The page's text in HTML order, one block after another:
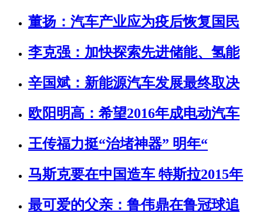
董扬：汽车产业应为疫后恢复国民
李克强：加快探索先进储能、氢能
辛国斌：新能源汽车发展最终取决
欧阳明高：希望2016年成电动汽车
王传福力挺“治堵神器” 明年“
马斯克要在中国造车 特斯拉2015年
最可爱的父亲：鲁伟鼎在鲁冠球追